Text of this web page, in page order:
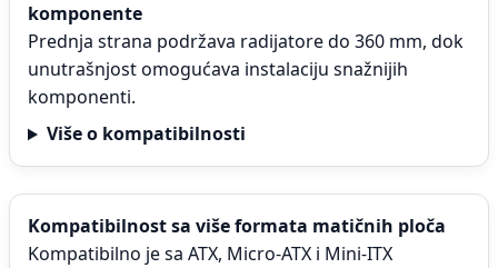
komponente
Prednja strana podržava radijatore do 360 mm, dok
unutrašnjost omogućava instalaciju snažnijih
komponenti.
Više o kompatibilnosti
Kompatibilnost sa više formata matičnih ploča
Kompatibilno je sa ATX, Micro-ATX i Mini-ITX